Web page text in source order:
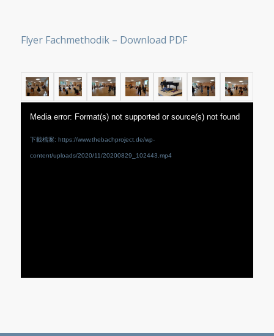
Flyer Fachmethodik – Download PDF
Media error: Format(s) not supported or source(s) not found
下載檔案: https://www.thebachproject.de/wp-
content/uploads/2020/11/20200829_102443.mp4